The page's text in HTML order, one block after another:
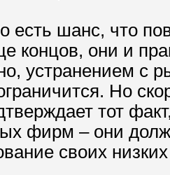
есть шанс, что
концов, они и
устранением с
Но
тот
фирм – они
своих